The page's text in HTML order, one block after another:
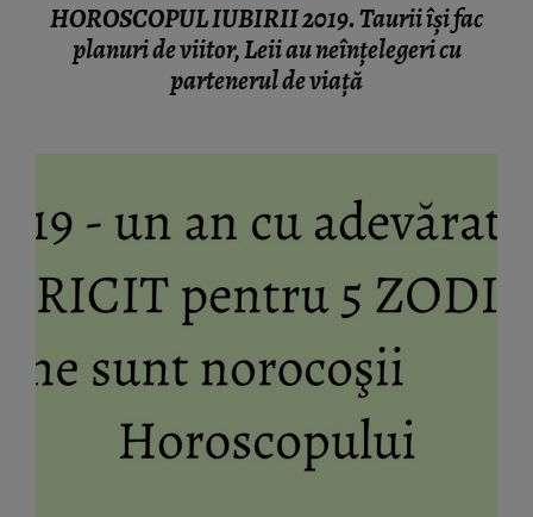
HOROSCOPUL IUBIRII 2019. Taurii îşi fac
planuri de viitor, Leii au neînţelegeri cu
partenerul de viaţă